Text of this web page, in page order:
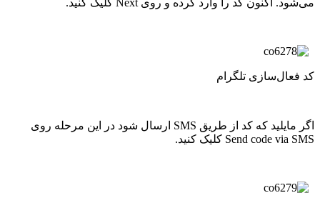
کد فعال‌سازی تلگرام
اگر مایلید که کد از طریق SMS ارسال شود در این مرحله روی
Send code via SMS کلیک کنید.